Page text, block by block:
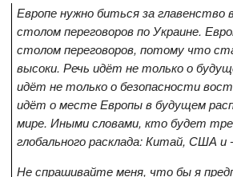
Европе нужно биться за главенство
столом переговоров по Украине.
столом переговоров, потому что
высоки. Речь идёт не только о
идёт не только о безопасности
идёт о месте Европы в будущем
мире. Иными словами, кто будет
глобального расклада: Китай, США и
Не спрашивайте меня, что бы я